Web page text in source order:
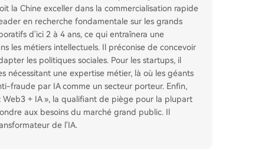
la Chine exceller dans la commercialisation rapide
en recherche fondamentale sur les grands
d'ici 2 à 4 ans, ce qui entraînera une
les métiers intellectuels. Il préconise de concevoir
les politiques sociales. Pour les startups, il
nécessitant une expertise métier, là où les géants
fraude par IA comme un secteur porteur. Enfin,
+ IA », la qualifiant de piège pour la plupart
aux besoins du marché grand public. Il
de l'IA.